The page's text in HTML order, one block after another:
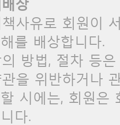
사유로 회원이
를 배상합니다.
방법, 절차 등
을 위반하거나
시에는, 회원은
다.